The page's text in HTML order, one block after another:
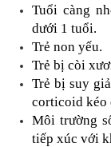
Tuổi càng
dưới 1 tuổi.
Trẻ non yếu.
Trẻ bị còi
Trẻ bị suy
corticoid
Môi trường
tiếp xúc với